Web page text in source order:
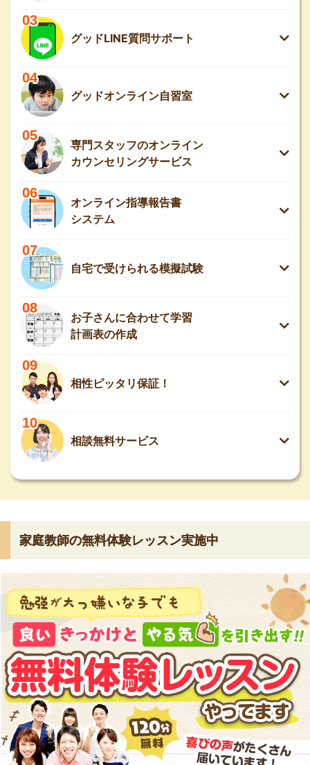
03
グッドLINE質問サポート
04
グッドオンライン自習室
05
専門スタッフのオンライン
カウンセリングサービス
06
オンライン指導報告書
システム
07
自宅で受けられる模擬試験
08
お子さんに合わせて学習
計画表の作成
09
相性ピッタリ保証！
10
相談無料サービス
家庭教師の無料体験レッスン実施中